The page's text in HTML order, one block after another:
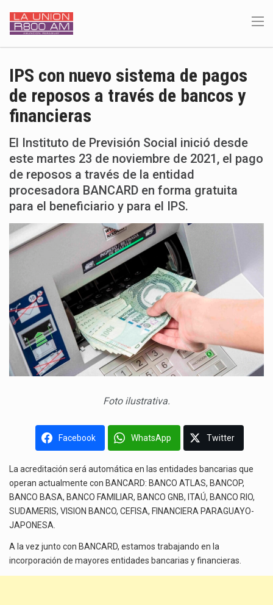
IPS con nuevo sistema de pagos
de reposos a través de bancos y
financieras
El Instituto de Previsión Social inició desde
este martes 23 de noviembre de 2021, el pago
de reposos a través de la entidad
procesadora BANCARD en forma gratuita
para el beneficiario y para el IPS.
Foto ilustrativa.
Facebook WhatsApp Twitter
La acreditación será automática en las entidades bancarias que
operan actualmente con BANCARD: BANCO ATLAS, BANCOP,
BANCO BASA, BANCO FAMILIAR, BANCO GNB, ITAÚ, BANCO RIO,
SUDAMERIS, VISION BANCO, CEFISA, FINANCIERA PARAGUAYO-
JAPONESA.
A la vez junto con BANCARD, estamos trabajando en la
incorporación de mayores entidades bancarias y financieras.